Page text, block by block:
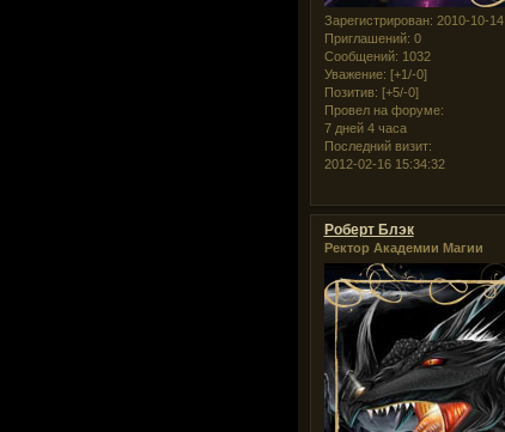
Зарегистрирован: 2010-10-14
Приглашений: 0
Сообщений: 1032
Уважение: [+1/-0]
Позитив: [+5/-0]
Провел на форуме:
7 дней 4 часа
Последний визит:
2012-02-16 15:34:32
Роберт Блэк
Ректор Академии Магии